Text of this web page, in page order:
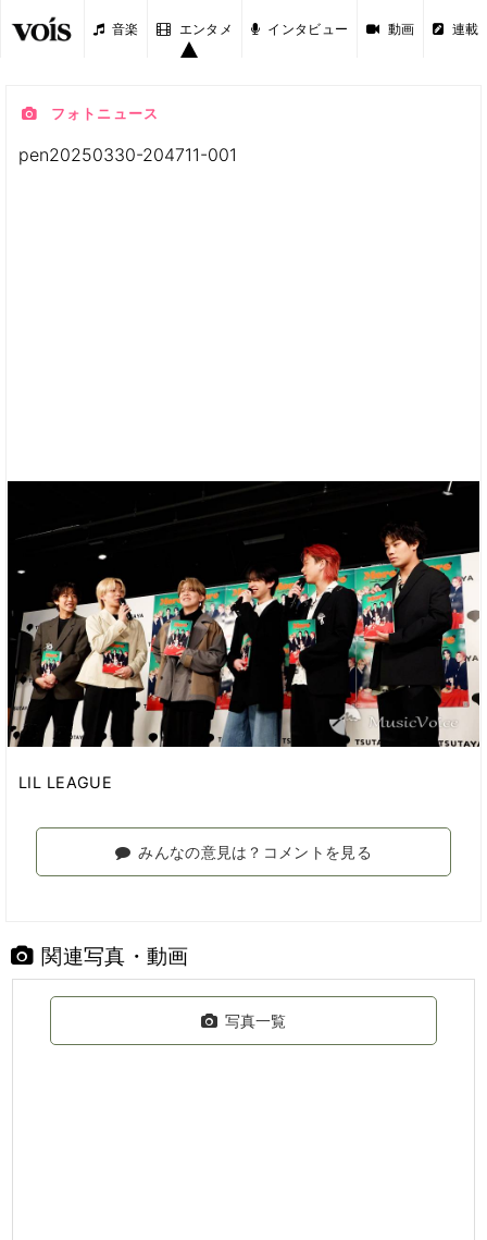
音楽 エンタメ インタビュー 動画 連載
フォトニュース
pen20250330-204711-001
LIL LEAGUE
みんなの意見は？コメントを見る
関連写真・動画
写真一覧